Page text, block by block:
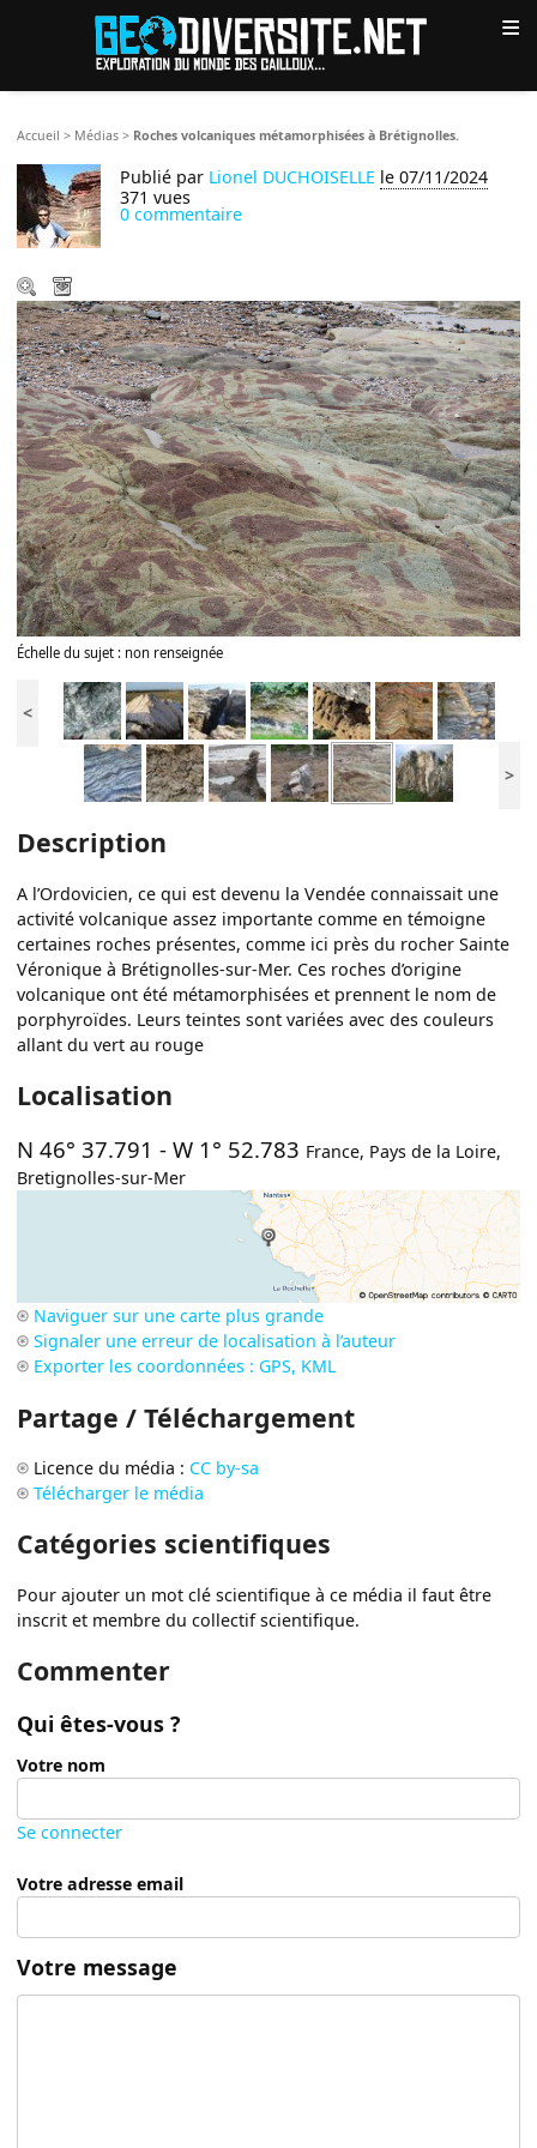
≡
Accueil > Médias > Roches volcaniques métamorphisées à Brétignolles.
Publié par Lionel DUCHOISELLE le 07/11/2024
371 vues
0 commentaire
Échelle du sujet : non renseignée
<
>
Description
A l’Ordovicien, ce qui est devenu la Vendée connaissait une
activité volcanique assez importante comme en témoigne
certaines roches présentes, comme ici près du rocher Sainte
Véronique à Brétignolles-sur-Mer. Ces roches d’origine
volcanique ont été métamorphisées et prennent le nom de
porphyroïdes. Leurs teintes sont variées avec des couleurs
allant du vert au rouge
Localisation
N 46° 37.791 -W 1° 52.783 France, Pays de la Loire,
Bretignolles-sur-Mer
Naviguer sur une carte plus grande
Signaler une erreur de localisation à l’auteur
Exporter les coordonnées : GPS, KML
Partage / Téléchargement
Licence du média : CC by-sa
Télécharger le média
Catégories scientifiques
Pour ajouter un mot clé scientifique à ce média il faut être
inscrit et membre du collectif scientifique.
Commenter
Qui êtes-vous ?
Votre nom
Se connecter
Votre adresse email
Votre message